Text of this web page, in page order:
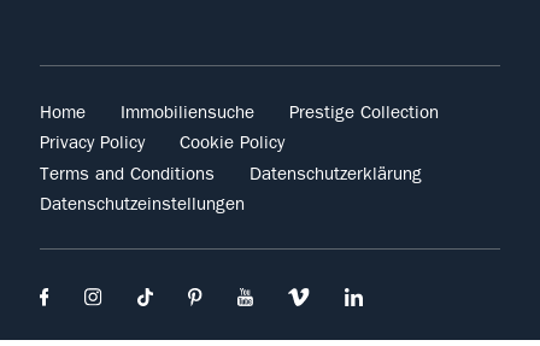
Home Immobiliensuche
Prestige Collection
Privacy Policy
Cookie Policy
Terms and Conditions
Datenschutzerklärung
Datenschutzeinstellungen